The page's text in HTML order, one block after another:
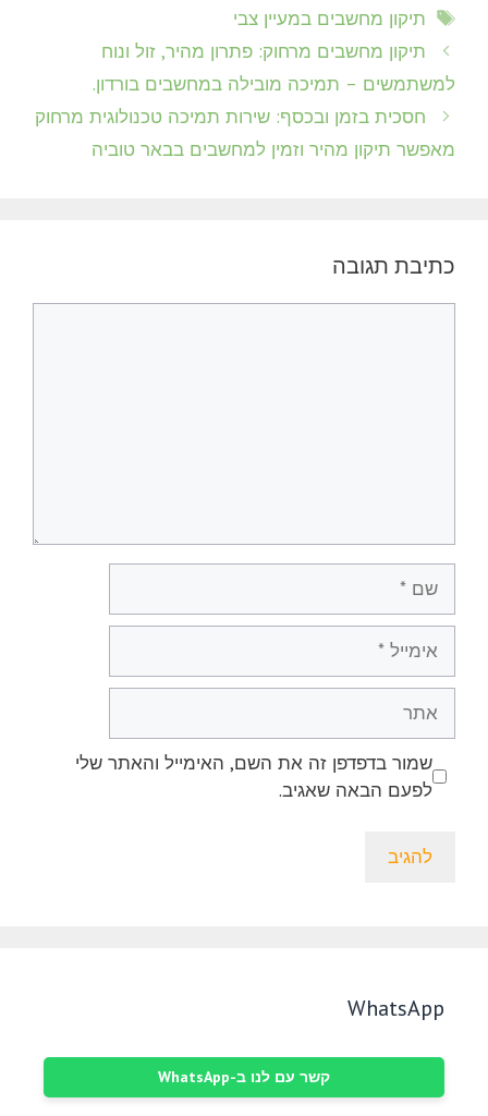
תגיות
תיקון מחשבים במעיין צבי
תיקון מחשבים מרחוק: פתרון מהיר, זול ונוח
למשתמשים – תמיכה מובילה במחשבים בורדון.
חסכית בזמן ובכסף: שירות תמיכה טכנולוגית מרחוק
מאפשר תיקון מהיר וזמין למחשבים בבאר טוביה
כתיבת תגובה
שמור בדפדפן זה את השם, האימייל והאתר שלי
לפעם הבאה שאגיב.
WhatsApp
קשר עם לנו ב-WhatsApp